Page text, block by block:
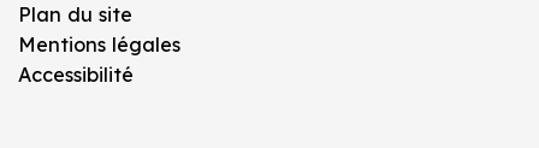
Plan du site
Mentions légales
Accessibilité